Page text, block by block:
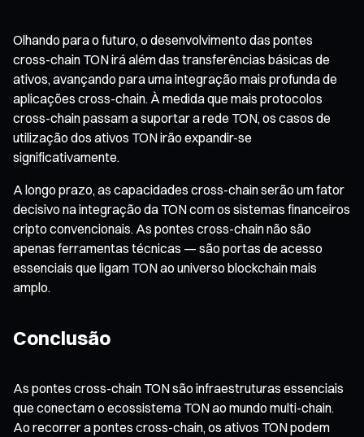
Olhando para o futuro, o desenvolvimento das pontes
cross-chain TON irá além das transferências básicas de
ativos, avançando para uma integração mais profunda de
aplicações cross-chain. À medida que mais protocolos
cross-chain passam a suportar a rede TON, os casos de
utilização dos ativos TON irão expandir-se
significativamente.
A longo prazo, as capacidades cross-chain serão um fator
decisivo na integração da TON com os sistemas financeiros
cripto convencionais. As pontes cross-chain não são
apenas ferramentas técnicas — são portas de acesso
essenciais que ligam TON ao universo blockchain mais
amplo.
Conclusão
As pontes cross-chain TON são infraestruturas essenciais
que conectam o ecossistema TON ao mundo multi-chain.
Ao recorrer a pontes cross-chain, os ativos TON podem